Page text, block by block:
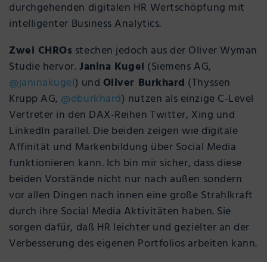
durchgehenden digitalen HR Wertschöpfung mit
intelligenter Business Analytics.
Zwei CHROs stechen jedoch aus der Oliver Wyman
Studie hervor.Janina Kugel (Siemens AG,
@janinakugel) und Oliver Burkhard (Thyssen
Krupp AG, @oburkhard) nutzen als einzige C-Level
Vertreter in den DAX-Reihen Twitter, Xing und
LinkedIn parallel. Die beiden zeigen wie digitale
Affinität und Markenbildung über Social Media
funktionieren kann. Ich bin mir sicher, dass diese
beiden Vorstände nicht nur nach außen sondern
vor allen Dingen nach innen eine große Strahlkraft
durch ihre Social Media Aktivitäten haben. Sie
sorgen dafür, daß HR leichter und gezielter an der
Verbesserung des eigenen Portfolios arbeiten kann.